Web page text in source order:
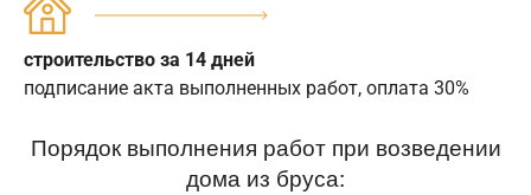
строительство за 14 дней
подписание акта выполненных работ, оплата 30%
Порядок выполнения работ при возведении
дома из бруса: